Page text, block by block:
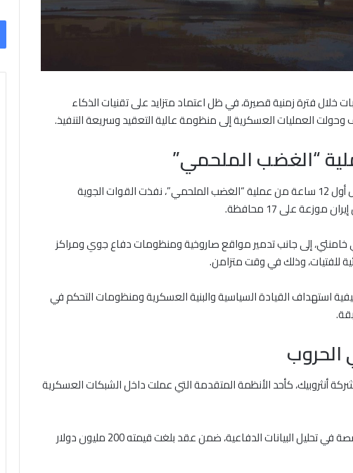
خلال فترة زمنية قصيرة، في ظل اعتماد متزايد على تقنيات الذكاء
العمليات العسكرية إلى منظومة عالية التعقيد وسريعة التنفيذ.
في الحرب الأمريكية – الإسرائيلية ضد إيران، وخلال أول 12 ساعة من عملية “الغضب الملحمي”، نفذت القوات الجوية
خامنئي، إلى جانب تدمير مواقع صاروخية ومنظومات دفاع جوي ومراكز
للفتيات، وذلك في وقت متزامن.
استهداف القيادة السياسية والبنية العسكرية ومنظومات التحكم في
الحروب
أنثروبيك، كأحد الأنظمة المتقدمة التي عملت داخل الشبكات العسكرية
وجاء ذلك عبر شراكة مع شركة “بالانتير”، المتخصصة في تحليل البيانات الدفاعية، ضمن عقد بلغت قيمته 200 مليون دولار